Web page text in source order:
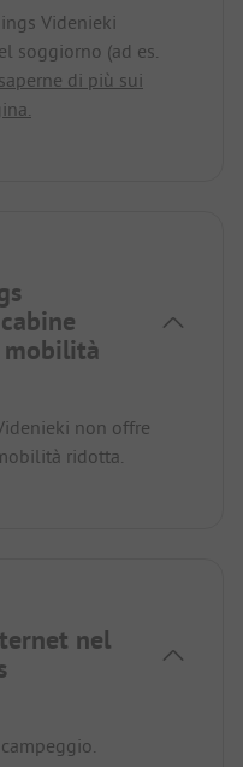
Videnieki
soggiorno (ad es.
di più sui
non offre
ridotta.
nel